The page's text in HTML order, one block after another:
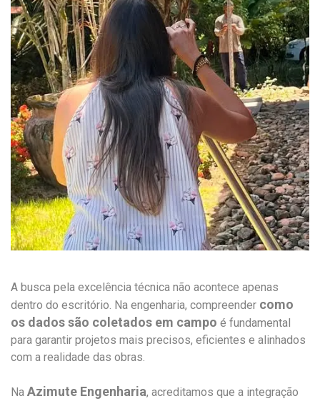
A busca pela excelência técnica não acontece apenas
dentro do escritório. Na engenharia, compreender como
os dados são coletados em campo é fundamental
para garantir projetos mais precisos, eficientes e alinhados
com a realidade das obras.
Na Azimute Engenharia, acreditamos que a integração